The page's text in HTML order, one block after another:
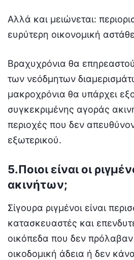
Αλλά και μειώνεται:
ευρύτερη οικονομική
Βραχυχρόνια θα
των νεόδμητων
μακροχρόνια θα υπάρχει
συγκεκριμένης αγοράς
περιοχές που δεν
εξωτερικού.
5.Ποιοι είναι οι
ακινήτων;
Σίγουρα ριγμένοι είναι
κατασκευαστές και
οικόπεδα που δεν
οικοδομική άδεια ή δεν